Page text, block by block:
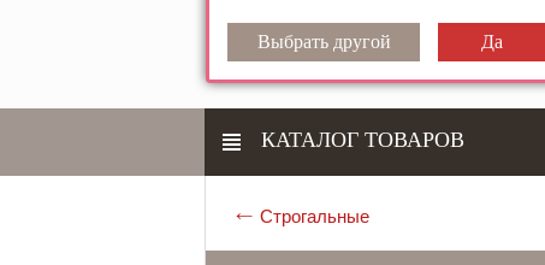
КАТАЛОГ ТОВАРОВ
Строгальные